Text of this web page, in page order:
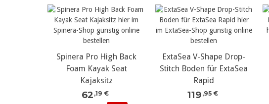
mehr Details...
Spinera Pro High Back
Foam Kayak Seat
Kajaksitz
62 ,19 €
mehr Details...
ExtaSea V-Shape Drop-
Stitch Boden für ExtaSea
Rapid
119 ,95 €